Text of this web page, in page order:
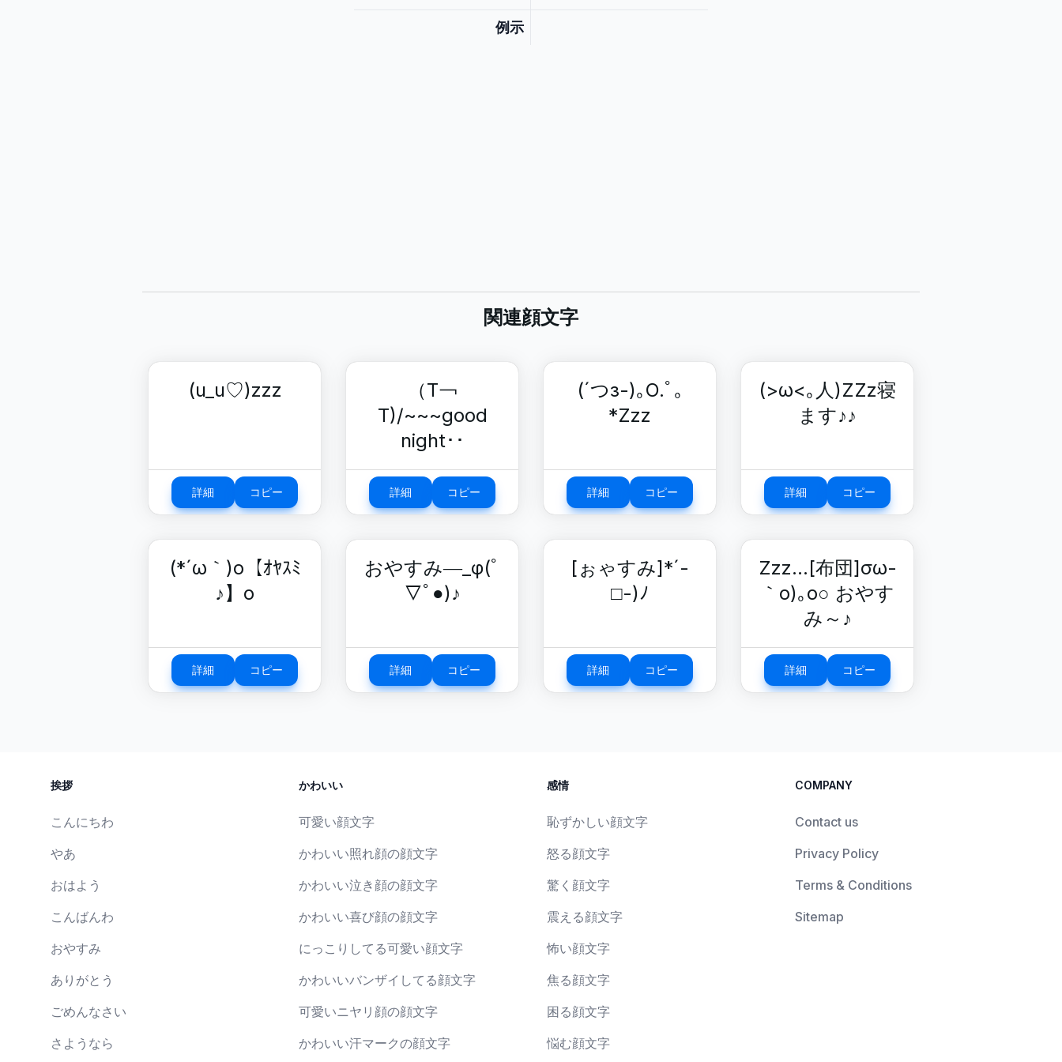
例示
関連顔文字
(u_u♡)zzz
詳細 コピー
（T￢
T)/~~~good
night･･
詳細 コピー
(´つз-)｡O.ﾟ｡
*Zzz
詳細 コピー
(>ω<｡人)ZZz寝
ます♪♪
詳細 コピー
(*´ω｀)o【ｵﾔｽﾐ
♪】o
詳細 コピー
おやすみ―_φ(ﾟ
▽ﾟ●)♪
詳細 コピー
[ぉゃすみ]*´-
□-)ﾉ
詳細 コピー
Zzz…[布団]σω-
｀o)｡o○ おやす
み～♪
詳細 コピー
挨拶
こんにちわ
やあ
おはよう
こんばんわ
おやすみ
ありがとう
ごめんなさい
さようなら
かわいい
可愛い顔文字
かわいい照れ顔の顔文字
かわいい泣き顔の顔文字
かわいい喜び顔の顔文字
にっこりしてる可愛い顔文字
かわいいバンザイしてる顔文字
可愛いニヤリ顔の顔文字
かわいい汗マークの顔文字
感情
恥ずかしい顔文字
怒る顔文字
驚く顔文字
震える顔文字
怖い顔文字
焦る顔文字
困る顔文字
悩む顔文字
COMPANY
Contact us
Privacy Policy
Terms & Conditions
Sitemap